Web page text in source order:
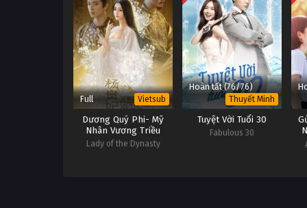
Full Vietsub
Dương Quý Phi- Mỹ
Nhân Vương Triều
Lady of the Dynasty
Hoàn tất (76/76)
Thuyết Minh
Tuyệt Vời Tuổi 30
Fabulous 30